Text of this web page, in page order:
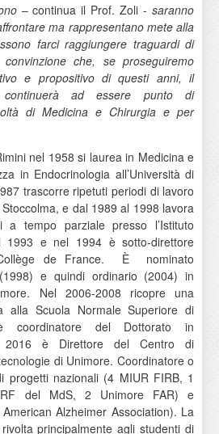
– continua il Prof. Zoli - saranno
ma rappresentano mete alla
farci raggiungere traguardi di
che, se proseguiremo
e propositivo di questi anni, il
continuerà ad essere punto di
di Medicina e Chirurgia e per
nel 1958 si laurea in Medicina e
in Endocrinologia all’Università di
trascorre ripetuti periodi di lavoro
e dal 1989 al 1998 lavora
tempo parziale presso l’Istituto
1993 e nel 1994 è sotto-direttore
de France. È nominato
e quindi ordinario (2004) in
Nel 2006-2008 ricopre una
alla Scuola Normale Superiore di
del Dottorato in
2016 è Direttore del Centro di
di Unimore. Coordinatore o
progetti nazionali (4 MIUR FIRB, 1
del MdS, 2 Unimore FAR) e
Alzheimer Association). La
principalmente agli studenti di